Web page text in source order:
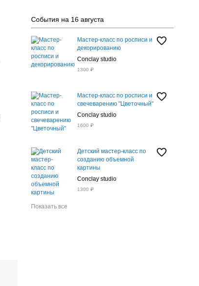
События на 16 августа
Мастер-класс по росписи и
декорированию
Conclay studio
1300 ₽
Мастер-класс по росписи и
свечеварению "Цветочный"
Conclay studio
1600 ₽
Детский мастер-класс по
созданию объемной
картины
Conclay studio
1300 ₽
Показать все